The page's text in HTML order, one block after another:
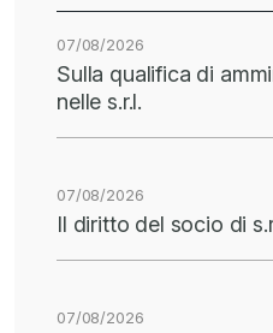
07/08/2026
Sulla qualifica di
nelle s.r.l.
07/08/2026
Il diritto del socio di
07/08/2026